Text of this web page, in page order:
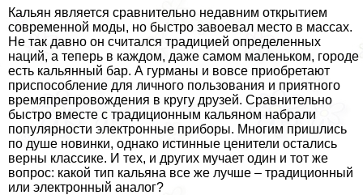
Кальян является сравнительно недавним открытием
современной моды, но быстро завоевал место в массах.
Не так давно он считался традицией определенных
наций, а теперь в каждом, даже самом маленьком, городе
есть кальянный бар. А гурманы и вовсе приобретают
приспособление для личного пользования и приятного
времяпрепровождения в кругу друзей. Сравнительно
быстро вместе с традиционным кальяном набрали
популярности электронные приборы. Многим пришлись
по душе новинки, однако истинные ценители остались
верны классике. И тех, и других мучает один и тот же
вопрос: какой тип кальяна все же лучше – традиционный
или электронный аналог?